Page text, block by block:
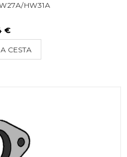
HW31A
€
CESTA